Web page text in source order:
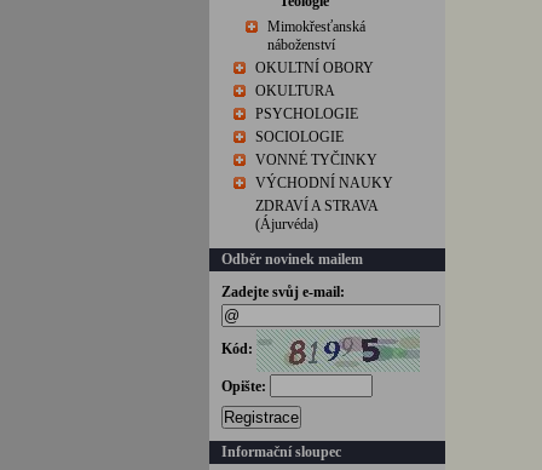
Mimokřesťanská
náboženství
OKULTNÍ OBORY
OKULTURA
PSYCHOLOGIE
SOCIOLOGIE
VONNÉ TYČINKY
VÝCHODNÍ NAUKY
ZDRAVÍ A STRAVA
(Ájurvéda)
Odběr novinek mailem
Zadejte svůj e-mail:
Kód:
Opište:
Registrace
Informační sloupec